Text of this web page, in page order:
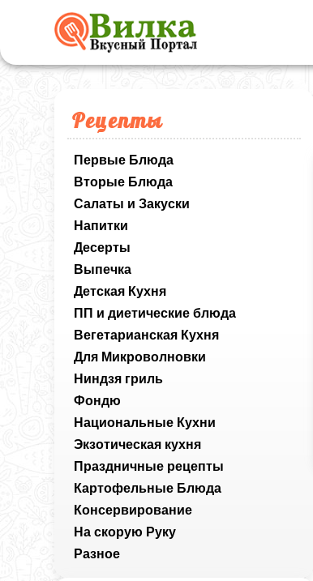
Рецепты
Первые Блюда
Вторые Блюда
Салаты и Закуски
Напитки
Десерты
Выпечка
Детская Кухня
ПП и диетические блюда
Вегетарианская Кухня
Для Микроволновки
Ниндзя гриль
Фондю
Национальные Кухни
Экзотическая кухня
Праздничные рецепты
Картофельные Блюда
Консервирование
На скорую Руку
Разное